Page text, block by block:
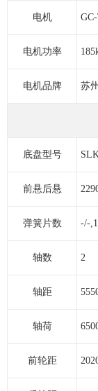
电机
电机功率
电机品牌 苏
底盘型号
前悬后悬
弹簧片数 -/-
轴数 2
轴距
轴荷
前轮距